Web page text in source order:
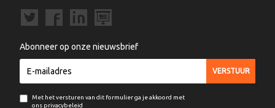
Abonneer op onze nieuwsbrief
Met het versturen van dit formulier ga je akkoord met
ons privacybeleid